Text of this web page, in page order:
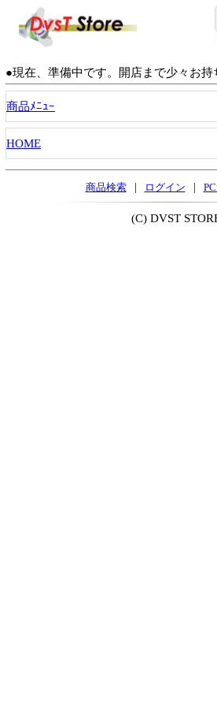
●現在、準備中です。開店まで少々お持
商品ﾒﾆｭｰ
HOME
商品検索 | ログイン |
(C) DVST